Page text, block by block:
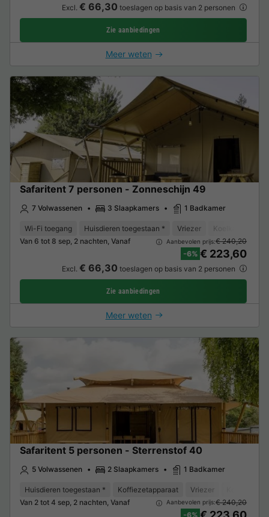
Excl. € 66,30 toeslagen op basis van 2 personen
Zie aanbiedingen
Meer weten
Safaritent 7 personen - Zonneschijn 49
7 Volwassenen 3 Slaapkamers 1 Badkamer
Wi-Fi toegang Huisdieren toegestaan * Vriezer Koelkast
Van 6 tot 8 sep, 2 nachten, Vanaf
Aanbevolen prijs:€ 240,20
-6% € 223,60
Excl. € 66,30 toeslagen op basis van 2 personen
Zie aanbiedingen
Meer weten
Safaritent 5 personen - Sterrenstof 40
5 Volwassenen 2 Slaapkamers 1 Badkamer
Huisdieren toegestaan * Koffiezetapparaat Vriezer
Van 2 tot 4 sep, 2 nachten, Vanaf
Aanbevolen prijs:€ 240,20
-6%